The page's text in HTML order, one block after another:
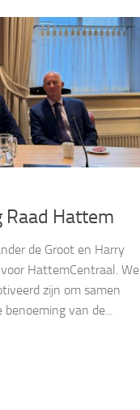
Hattem
de Groot en Harry
HattemCentraal. We
zijn om samen
van de...